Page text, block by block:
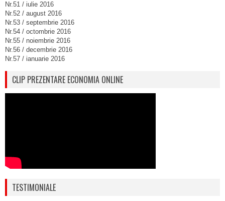
Nr.51 / iulie 2016
Nr.52 / august 2016
Nr.53 / septembrie 2016
Nr.54 / octombrie 2016
Nr.55 / noiembrie 2016
Nr.56 / decembrie 2016
Nr.57 / ianuarie 2016
CLIP PREZENTARE ECONOMIA ONLINE
TESTIMONIALE